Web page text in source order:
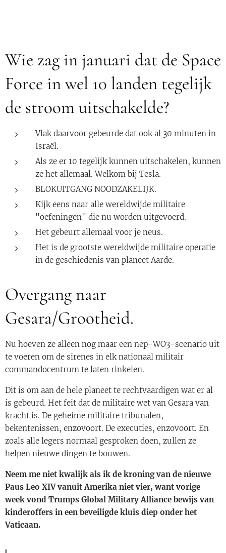
Wie zag in januari dat de Space
Force in wel 10 landen tegelijk
de stroom uitschakelde?
Vlak daarvoor gebeurde dat ook al 30 minuten in
Israël.
Als ze er 10 tegelijk kunnen uitschakelen, kunnen
ze het allemaal. Welkom bij Tesla.
BLOKUITGANG NOODZAKELIJK.
Kijk eens naar alle wereldwijde militaire
"oefeningen" die nu worden uitgevoerd.
Het gebeurt allemaal voor je neus.
Het is de grootste wereldwijde militaire operatie
in de geschiedenis van planeet Aarde.
Overgang naar
Gesara/Grootheid.
Nu hoeven ze alleen nog maar een nep-WO3-scenario uit
te voeren om de sirenes in elk nationaal militair
commandocentrum te laten rinkelen.
Dit is om aan de hele planeet te rechtvaardigen wat er al
is gebeurd. Het feit dat de militaire wet van Gesara van
kracht is. De geheime militaire tribunalen,
bekentenissen, enzovoort. De executies, enzovoort. En
zoals alle legers normaal gesproken doen, zullen ze
helpen nieuwe dingen te bouwen.
Neem me niet kwalijk als ik de kroning van de nieuwe
Paus Leo XIV vanuit Amerika niet vier, want vorige
week vond Trumps Global Military Alliance bewijs van
kinderoffers in een beveiligde kluis diep onder het
Vaticaan.